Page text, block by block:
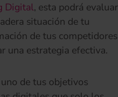
Digital, esta podrá evaluar
situación de tu
de tus competidores
una estrategia efectiva.
de tus objetivos